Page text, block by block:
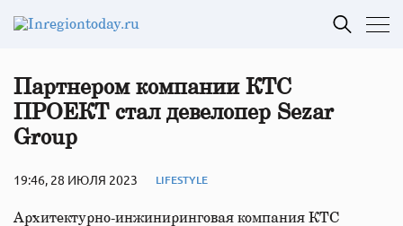
Партнером компании КТС
ПРОЕКТ стал девелопер Sezar
Group
19:46, 28 ИЮЛЯ 2023 LIFESTYLE
Архитектурно-инжиниринговая компания КТС